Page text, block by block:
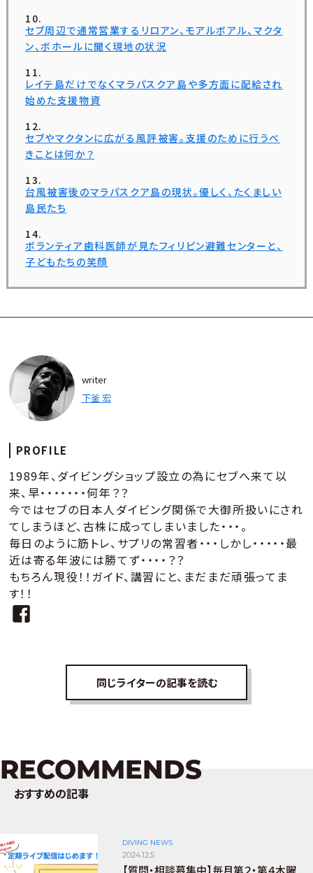
セブ周辺で通常営業するリロアン、モアルボアル、マクタ
ン、ボホールに聞く現地の状況
レイテ島だけでなくマラパスクア島や多方面に配給され
始めた支援物資
セブやマクタンに広がる風評被害。支援のために行うべ
きことは何か？
台風被害後のマラパスクア島の現状。優しく、たくましい
島民たち
ボランティア歯科医師が見たフィリピン避難センターと、
子どもたちの笑顔
writer
下釜 宏
PROFILE
1989年、ダイビングショップ設立の為にセブへ来て以
来、早・・・・・・・何年？？
今ではセブの日本人ダイビング関係で大御所扱いにされ
てしまうほど、古株に成ってしまいました・・・。
毎日のように筋トレ、サプリの常習者・・・しかし・・・・・最
近は寄る年波には勝てず・・・・？？
もちろん現役！！ガイド、講習にと、まだまだ頑張ってま
す！！
同じライターの記事を読む
RECOMMENDS
おすすめの記事
DIVING NEWS
2024.12.5